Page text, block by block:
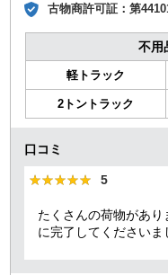
古物商許可証：第
不用
軽トラック
2トントラック
口コミ
★★★★★
★★★★★ 5
たくさんの荷物があ
に完了してくださいま
ありがとうございま